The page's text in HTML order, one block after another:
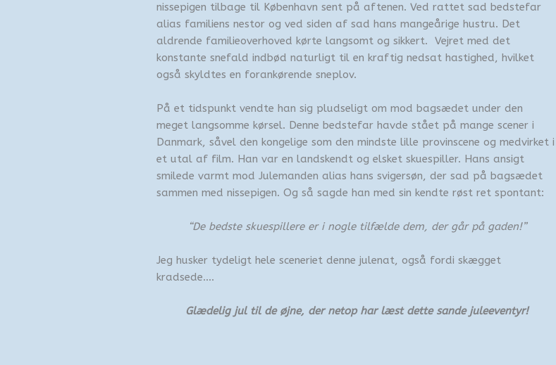
nissepigen tilbage til København sent på aftenen. Ved rattet sad bedstefar
alias familiens nestor og ved siden af sad hans mangeårige hustru. Det
aldrende familieoverhoved kørte langsomt og sikkert. Vejret med det
konstante snefald indbød naturligt til en kraftig nedsat hastighed, hvilket
også skyldtes en forankørende sneplov.
På et tidspunkt vendte han sig pludseligt om mod bagsædet under den
meget langsomme kørsel. Denne bedstefar havde stået på mange scener i
Danmark, såvel den kongelige som den mindste lille provinscene og medvirket i
et utal af film. Han var en landskendt og elsket skuespiller. Hans ansigt
smilede varmt mod Julemanden alias hans svigersøn, der sad på bagsædet
sammen med nissepigen. Og så sagde han med sin kendte røst ret spontant:
“De bedste skuespillere er i nogle tilfælde dem, der går på gaden!”
Jeg husker tydeligt hele sceneriet denne julenat, også fordi skægget
kradsede….
Glædelig jul til de øjne, der netop har læst dette sande juleeventyr!